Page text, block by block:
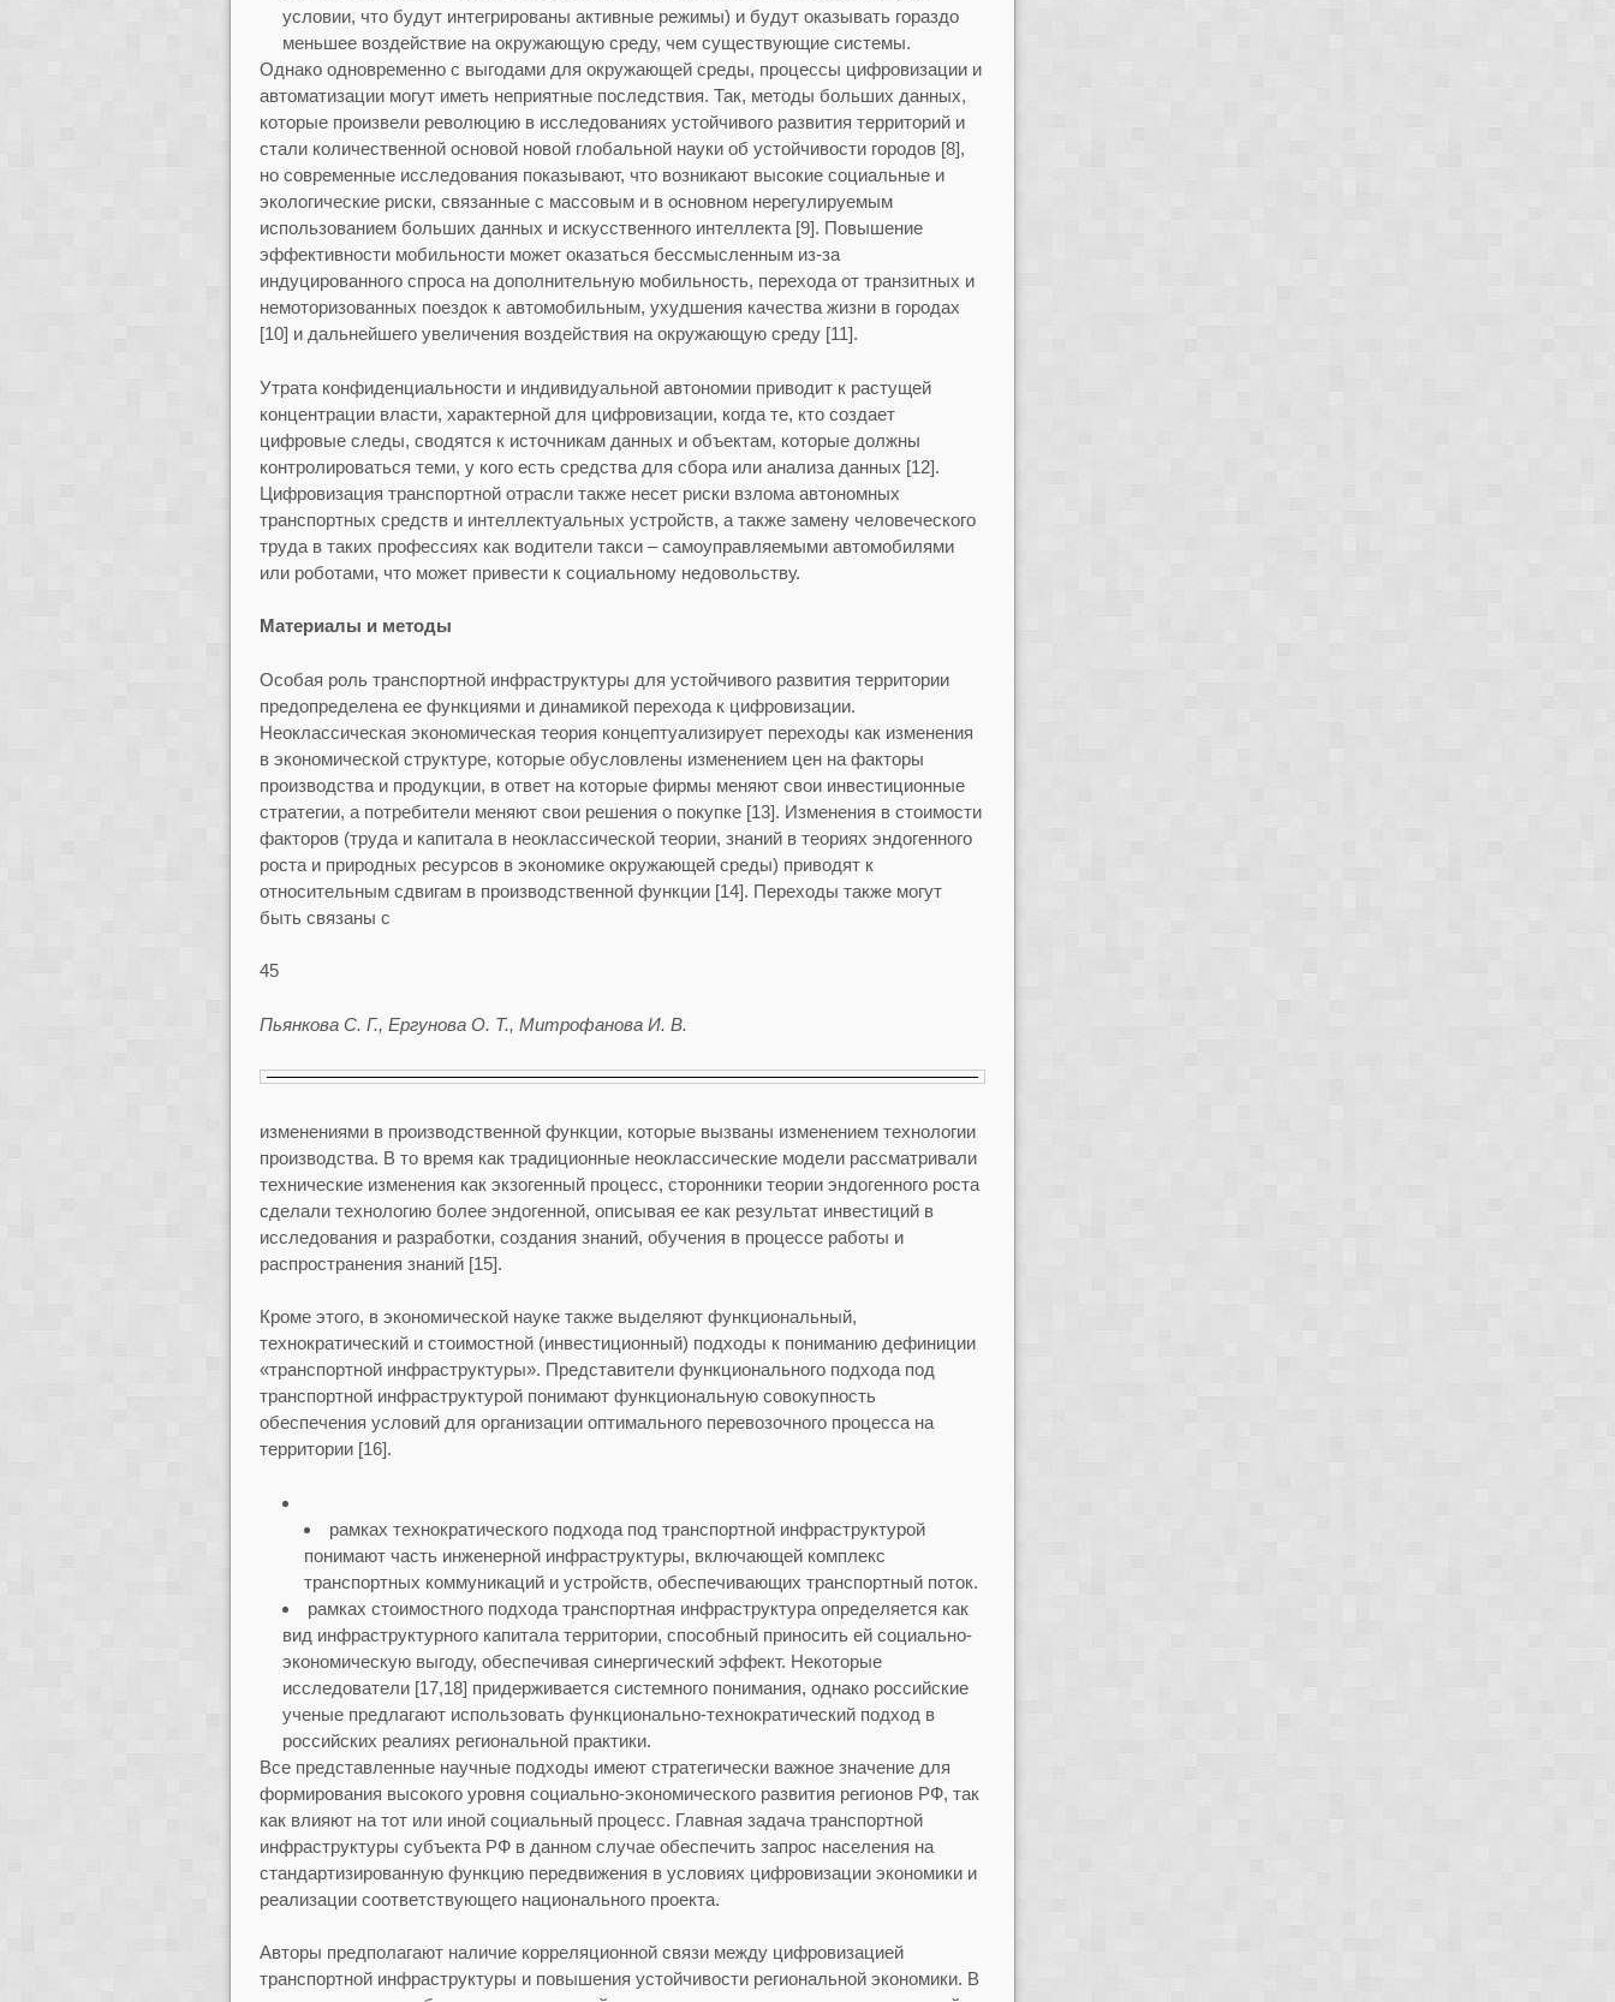
условии, что будут интегрированы активные режимы) и будут оказывать гораздо
меньшее воздействие на окружающую среду, чем существующие системы.
Однако одновременно с выгодами для окружающей среды, процессы цифровизации и
автоматизации могут иметь неприятные последствия. Так, методы больших данных,
которые произвели революцию в исследованиях устойчивого развития территорий и
стали количественной основой новой глобальной науки об устойчивости городов [8],
но современные исследования показывают, что возникают высокие социальные и
экологические риски, связанные с массовым и в основном нерегулируемым
использованием больших данных и искусственного интеллекта [9]. Повышение
эффективности мобильности может оказаться бессмысленным из-за
индуцированного спроса на дополнительную мобильность, перехода от транзитных и
немоторизованных поездок к автомобильным, ухудшения качества жизни в городах
[10] и дальнейшего увеличения воздействия на окружающую среду [11].
Утрата конфиденциальности и индивидуальной автономии приводит к растущей
концентрации власти, характерной для цифровизации, когда те, кто создает
цифровые следы, сводятся к источникам данных и объектам, которые должны
контролироваться теми, у кого есть средства для сбора или анализа данных [12].
Цифровизация транспортной отрасли также несет риски взлома автономных
транспортных средств и интеллектуальных устройств, а также замену человеческого
труда в таких профессиях как водители такси – самоуправляемыми автомобилями
или роботами, что может привести к социальному недовольству.
Материалы и методы
Особая роль транспортной инфраструктуры для устойчивого развития территории
предопределена ее функциями и динамикой перехода к цифровизации.
Неоклассическая экономическая теория концептуализирует переходы как изменения
в экономической структуре, которые обусловлены изменением цен на факторы
производства и продукции, в ответ на которые фирмы меняют свои инвестиционные
стратегии, а потребители меняют свои решения о покупке [13]. Изменения в стоимости
факторов (труда и капитала в неоклассической теории, знаний в теориях эндогенного
роста и природных ресурсов в экономике окружающей среды) приводят к
относительным сдвигам в производственной функции [14]. Переходы также могут
быть связаны с
45
Пьянкова С. Г., Ергунова О. Т., Митрофанова И. В.
изменениями в производственной функции, которые вызваны изменением технологии
производства. В то время как традиционные неоклассические модели рассматривали
технические изменения как экзогенный процесс, сторонники теории эндогенного роста
сделали технологию более эндогенной, описывая ее как результат инвестиций в
исследования и разработки, создания знаний, обучения в процессе работы и
распространения знаний [15].
Кроме этого, в экономической науке также выделяют функциональный,
технократический и стоимостной (инвестиционный) подходы к пониманию дефиниции
«транспортной инфраструктуры». Представители функционального подхода под
транспортной инфраструктурой понимают функциональную совокупность
обеспечения условий для организации оптимального перевозочного процесса на
территории [16].
рамках технократического подхода под транспортной инфраструктурой
понимают часть инженерной инфраструктуры, включающей комплекс
транспортных коммуникаций и устройств, обеспечивающих транспортный поток.
рамках стоимостного подхода транспортная инфраструктура определяется как
вид инфраструктурного капитала территории, способный приносить ей социально-
экономическую выгоду, обеспечивая синергический эффект. Некоторые
исследователи [17,18] придерживается системного понимания, однако российские
ученые предлагают использовать функционально-технократический подход в
российских реалиях региональной практики.
Все представленные научные подходы имеют стратегически важное значение для
формирования высокого уровня социально-экономического развития регионов РФ, так
как влияют на тот или иной социальный процесс. Главная задача транспортной
инфраструктуры субъекта РФ в данном случае обеспечить запрос населения на
стандартизированную функцию передвижения в условиях цифровизации экономики и
реализации соответствующего национального проекта.
Авторы предполагают наличие корреляционной связи между цифровизацией
транспортной инфраструктуры и повышения устойчивости региональной экономики. В